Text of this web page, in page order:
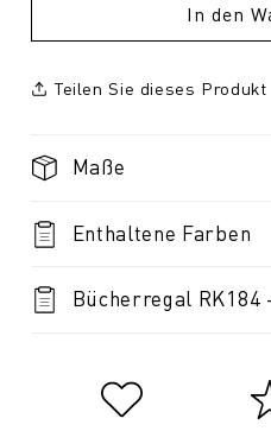
In den
Teilen Sie dieses Produkt
Maße
Enthaltene Farben
Bücherregal